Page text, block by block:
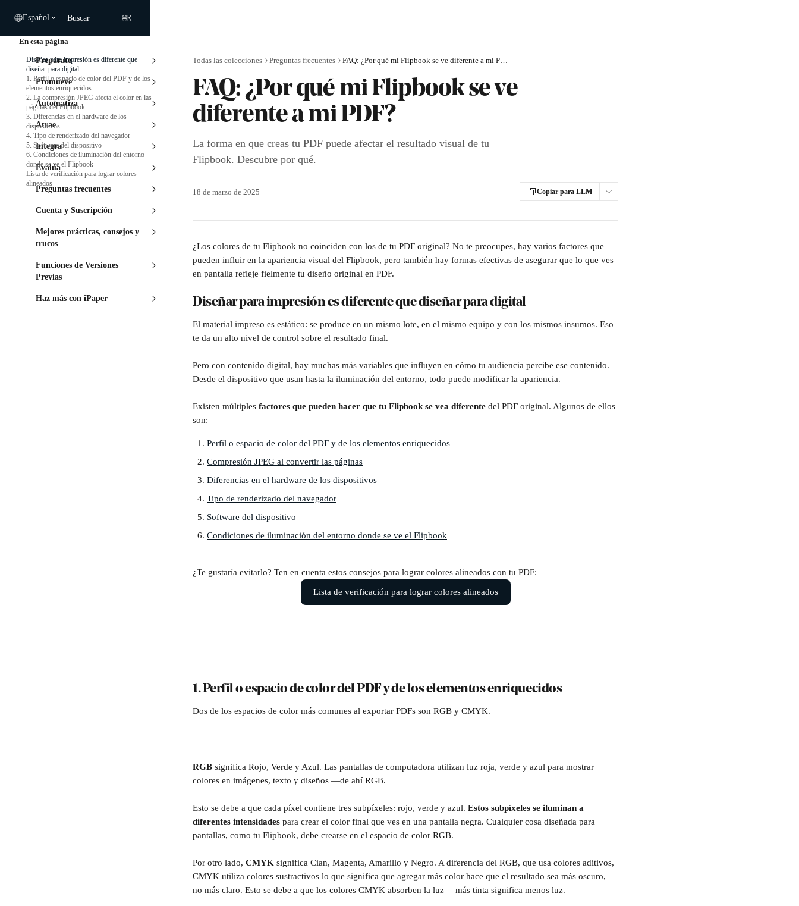
Español Buscar ⌘K
Prepárate
Promueve
Automatiza
Atrae
Integra
Evalúa
Preguntas frecuentes
Cuenta y Suscripción
Mejores prácticas, consejos y
trucos
Funciones de Versiones
Previas
Haz más con iPaper
Todas las colecciones Preguntas frecuentes FAQ: ¿Por qué mi Flipbook se ve diferente a mi PDF?
FAQ: ¿Por qué mi Flipbook se ve
diferente a mi PDF?
La forma en que creas tu PDF puede afectar el resultado visual de tu
Flipbook. Descubre por qué.
18 de marzo de 2025 Copiar para LLM
¿Los colores de tu Flipbook no coinciden con los de tu PDF original? No te preocupes, hay varios factores que
pueden influir en la apariencia visual del Flipbook, pero también hay formas efectivas de asegurar que lo que ves
en pantalla refleje fielmente tu diseño original en PDF.
Diseñar para impresión es diferente que diseñar para digital
El material impreso es estático: se produce en un mismo lote, en el mismo equipo y con los mismos insumos. Eso
te da un alto nivel de control sobre el resultado final.
Pero con contenido digital, hay muchas más variables que influyen en cómo tu audiencia percibe ese contenido.
Desde el dispositivo que usan hasta la iluminación del entorno, todo puede modificar la apariencia.
Existen múltiples factores que pueden hacer que tu Flipbook se vea diferente del PDF original. Algunos de ellos
son:
Perfil o espacio de color del PDF y de los elementos enriquecidos
Compresión JPEG al convertir las páginas
Diferencias en el hardware de los dispositivos
Tipo de renderizado del navegador
Software del dispositivo
Condiciones de iluminación del entorno donde se ve el Flipbook
¿Te gustaría evitarlo? Ten en cuenta estos consejos para lograr colores alineados con tu PDF:
Lista de verificación para lograr colores alineados
1. Perfil o espacio de color del PDF y de los elementos enriquecidos
Dos de los espacios de color más comunes al exportar PDFs son RGB y CMYK.
RGB significa Rojo, Verde y Azul. Las pantallas de computadora utilizan luz roja, verde y azul para mostrar
colores en imágenes, texto y diseños —de ahí RGB.
Esto se debe a que cada píxel contiene tres subpíxeles: rojo, verde y azul. Estos subpíxeles se iluminan a
diferentes intensidades para crear el color final que ves en una pantalla negra. Cualquier cosa diseñada para
pantallas, como tu Flipbook, debe crearse en el espacio de color RGB.
Por otro lado, CMYK significa Cian, Magenta, Amarillo y Negro. A diferencia del RGB, que usa colores aditivos,
CMYK utiliza colores sustractivos lo que significa que agregar más color hace que el resultado sea más oscuro,
no más claro. Esto se debe a que los colores CMYK absorben la luz —más tinta significa menos luz.
En esta página
Diseñar para impresión es diferente que
diseñar para digital
1. Perfil o espacio de color del PDF y de los
elementos enriquecidos
2. La compresión JPEG afecta el color en las
páginas del Flipbook
3. Diferencias en el hardware de los
dispositivos
4. Tipo de renderizado del navegador
5. Software del dispositivo
6. Condiciones de iluminación del entorno
donde se ve el Flipbook
Lista de verificación para lograr colores
alineados